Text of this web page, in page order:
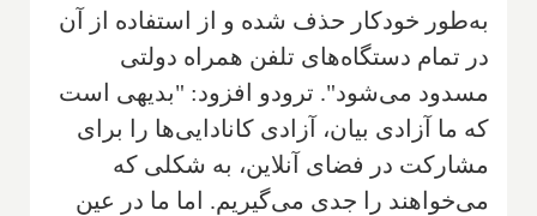
به‌طور خودکار حذف شده و از استفاده از آن
در تمام دستگاه‌های تلفن همراه دولتی
مسدود می‌شود". ترودو افزود: "بدیهی است
که ما آزادی بیان، آزادی کانادایی‌ها را برای
مشارکت در فضای آنلاین، به شکلی که
می‌خواهند را جدی می‌گیریم. اما ما در عین